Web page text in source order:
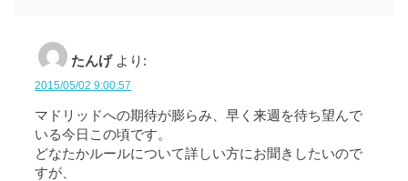
たんげ より:
2015/05/02 9:00:57
マドリッドへの期待が膨らみ、早く来週を待ち望んで
いる今日この頃です。
どなたかルールについて詳しい方にお聞きしたいので
すが、